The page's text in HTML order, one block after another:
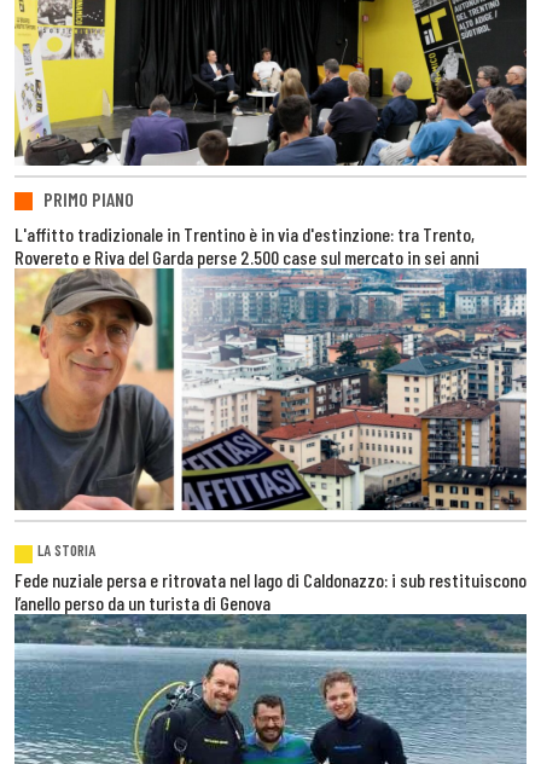
PRIMO PIANO
L'affitto tradizionale in Trentino è in via d'estinzione: tra Trento,
Rovereto e Riva del Garda perse 2.500 case sul mercato in sei anni
LA STORIA
Fede nuziale persa e ritrovata nel lago di Caldonazzo: i sub restituiscono
l’anello perso da un turista di Genova